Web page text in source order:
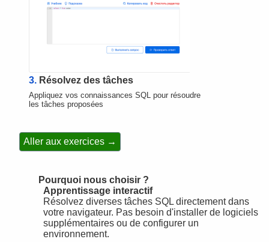
3. Résolvez des tâches
Appliquez vos connaissances SQL pour résoudre
les tâches proposées
Aller aux exercices →
Pourquoi nous choisir ?
Apprentissage interactif
Résolvez diverses tâches SQL directement dans
votre navigateur. Pas besoin d'installer de logiciels
supplémentaires ou de configurer un
environnement.